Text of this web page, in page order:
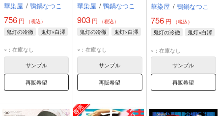
華染屋 / 鴨鍋なつこ
756 円 （税込）
鬼灯の冷徹 鬼灯×白澤
×：在庫なし
サンプル
再販希望
華染屋 / 鴨鍋なつこ
903 円 （税込）
鬼灯の冷徹 鬼灯×白澤
×：在庫なし
サンプル
再販希望
華染屋 / 鴨鍋なつこ
756円 （税込）
鬼灯の冷徹 鬼灯×白澤
×：在庫なし
サンプル
再販希望